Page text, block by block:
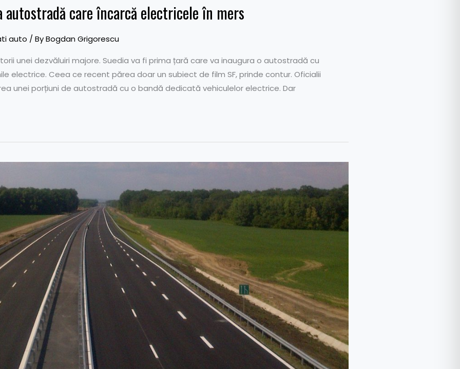
care încarcă electricele în mers
auto / ByBogdan Grigorescu
unei dezvăluiri majore. Suedia va fi prima țară care va inaugura o autostradă cu
electrice. Ceea ce recent părea doar un subiect de film SF, prinde contur. Oficialii
unei porțiuni de autostradă cu o bandă dedicată vehiculelor electrice. Dar